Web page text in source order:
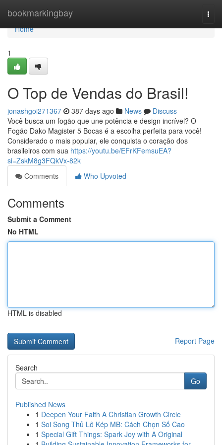
bookmarkingbay
Home
Home
1
O Top de Vendas do Brasil!
jonashgoi271367 387 days ago News
Discuss
Você busca um fogão que une potência e design incrível? O
Fogão Dako Magister 5 Bocas é a escolha perfeita para você!
Considerado o mais popular, ele conquista o coração dos
brasileiros com sua https://youtu.be/EFrKFemsuEA?
si=ZskM8g3FQkVx-82k
Comments
Who Upvoted
Comments
Submit a Comment
No HTML
HTML is disabled
Report Page
Search
Go
Published News
1 Deepen Your Faith A Christian Growth Circle
1 Soi Song Thủ Lô Kép MB: Cách Chọn Số Cao
1 Special Gift Things: Spark Joy with A Original